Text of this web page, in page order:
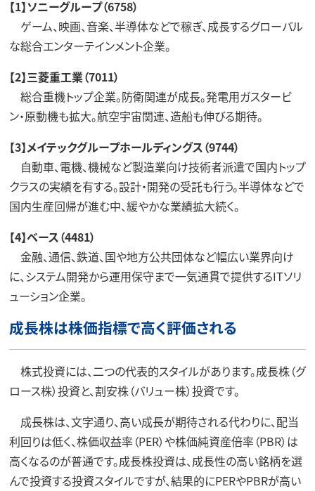
【1】ソニーグループ（6758）
ゲーム、映画、音楽、半導体などで稼ぎ、成長するグローバル
な総合エンターテインメント企業。
【2】三菱重工業（7011）
総合重機トップ企業。防衛関連が成長。発電用ガスタービ
ン・原動機も拡大。航空宇宙関連、造船も伸びる期待。
【3】メイテックグループホールディングス（9744）
自動車、電機、機械など製造業向け技術者派遣で国内トップ
クラスの実績を有する。設計・開発の受託も行う。半導体などで
国内生産回帰が進む中、緩やかな業績拡大続く。
【4】ベース（4481）
金融、通信、鉄道、国や地方公共団体など幅広い業界向け
に、システム開発から運用保守まで一気通貫で提供するITソリ
ューション企業。
成長株は株価指標で高く評価される
株式投資には、二つの代表的スタイルがあります。成長株（グ
ロース株）投資と、割安株（バリュー株）投資です。
成長株は、文字通り、高い成長が期待される代わりに、配当
利回りは低く、株価収益率（PER）や株価純資産倍率（PBR）は
高くなるのが普通です。成長株投資は、成長性の高い銘柄を選
んで投資する投資スタイルですが、結果的にPERやPBRが高い